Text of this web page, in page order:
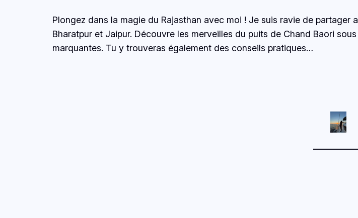
Plongez dans la magie du Rajasthan avec moi ! Je suis ravie de partager
Bharatpur et Jaipur. Découvre les merveilles du puits de Chand Baori
marquantes. Tu y trouveras également des conseils pratiques…